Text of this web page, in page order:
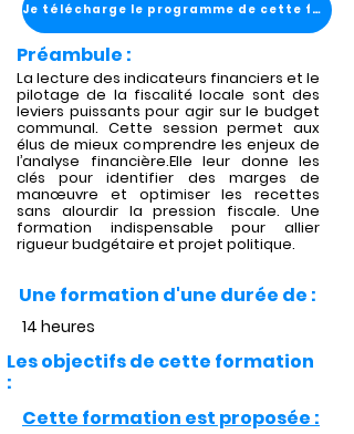
Je télécharge le programme de cette formation
Préambule :
La lecture des indicateurs financiers et le
pilotage de la fiscalité locale sont des
leviers puissants pour agir sur le budget
communal. Cette session permet aux
élus de mieux comprendre les enjeux de
l’analyse financière.Elle leur donne les
clés pour identifier des marges de
manœuvre et optimiser les recettes
sans alourdir la pression fiscale. Une
formation indispensable pour allier
rigueur budgétaire et projet politique.
Une formation d'une durée de :
14 heures
Les objectifs de cette formation
:
Cette formation est proposée :